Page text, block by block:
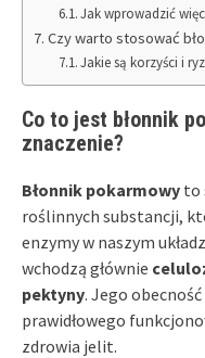
Jak wprowadzić
Czy warto stosować
Jakie są korzyści i
Co to jest błonnik
znaczenie?
Błonnik pokarmowy to
roślinnych substancji,
enzymy w naszym
wchodzą głównie
pektyny. Jego
prawidłowego
zdrowia jelit.